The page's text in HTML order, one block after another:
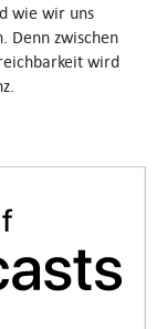
wie wir uns
Denn zwischen
wird